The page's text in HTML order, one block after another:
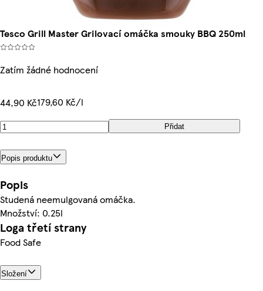
Tesco Grill Master Grilovací omáčka smouky BBQ 250ml
Zatím žádné hodnocení
44,90 Kč179,60 Kč/l
Přidat
Popis produktu
Popis
Studená neemulgovaná omáčka.
Množství: 0.25l
Loga třetí strany
Food Safe
Složení